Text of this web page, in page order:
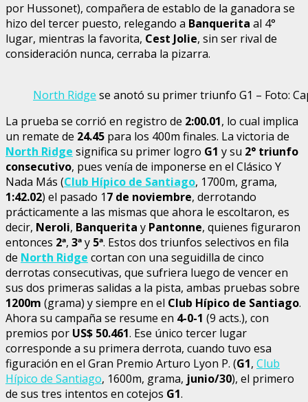
por Hussonet), compañera de establo de la ganadora se
hizo del tercer puesto, relegando a Banquerita al 4°
lugar, mientras la favorita, Cest Jolie, sin ser rival de
consideración nunca, cerraba la pizarra.
North Ridge se anotó su primer triunfo G1 – Foto:
La prueba se corrió en registro de 2:00.01, lo cual implica
un remate de 24.45 para los 400m finales. La victoria de
North Ridge significa su primer logro G1 y su 2° triunfo
consecutivo, pues venía de imponerse en el Clásico Y
Nada Más (Club Hípico de Santiago, 1700m, grama,
1:42.02) el pasado 17 de noviembre, derrotando
prácticamente a las mismas que ahora le escoltaron, es
decir, Neroli, Banquerita y Pantonne, quienes figuraron
entonces 2ª, 3ªy 5ª. Estos dos triunfos selectivos en fila
de North Ridge cortan con una seguidilla de cinco
derrotas consecutivas, que sufriera luego de vencer en
sus dos primeras salidas a la pista, ambas pruebas sobre
1200m (grama) y siempre en el Club Hípico de Santiago.
Ahora su campaña se resume en 4-0-1 (9 acts.), con
premios por US$ 50.461. Ese único tercer lugar
corresponde a su primera derrota, cuando tuvo esa
figuración en el Gran Premio Arturo Lyon P. (G1, Club
Hípico de Santiago, 1600m, grama, junio/30), el primero
de sus tres intentos en cotejos G1.